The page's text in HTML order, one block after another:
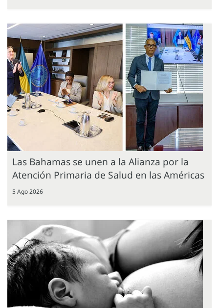
Las Bahamas se unen a la Alianza por la
Atención Primaria de Salud en las Américas
5 Ago 2026